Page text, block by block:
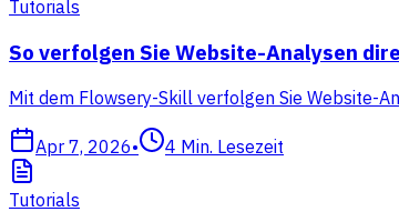
Tutorials
So verfolgen Sie Website-Analysen
Mit dem Flowsery-Skill verfolgen Sie Website-
Apr 7, 2026• 4 Min. Lesezeit
Tutorials